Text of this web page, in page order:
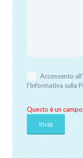
Acconsento
l’Informativa sulla
Questo è un